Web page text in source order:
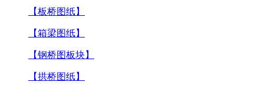
【板桥图纸】
【箱梁图纸】
【钢桥图板块】
【拱桥图纸】